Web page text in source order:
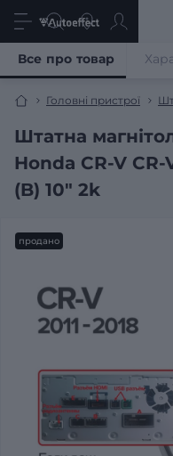
Головні пристрої
Штатна
Honda CR-V CR-
(B) 10" 2k
Все про товар
продано